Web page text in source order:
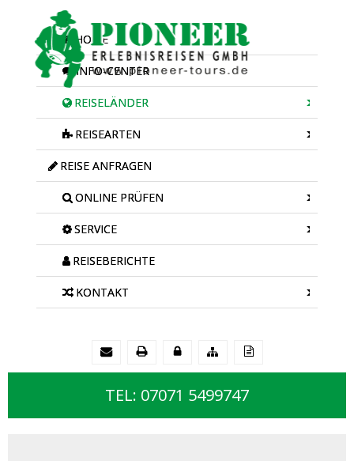
HOME
INFO-CENTER
REISELÄNDER
REISEARTEN
REISE ANFRAGEN
ONLINE PRÜFEN
SERVICE
REISEBERICHTE
KONTAKT
TEL: 07071 5499747